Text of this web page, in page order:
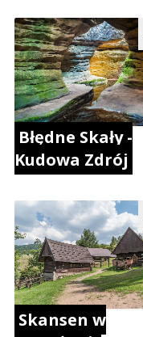
Błędne Skały -
Kudowa Zdrój
Skansen w